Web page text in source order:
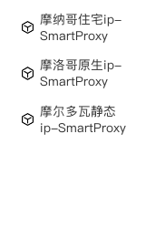
摩纳哥住宅ip-
SmartProxy
摩洛哥原生ip-
SmartProxy
摩尔多瓦静态
ip-SmartProxy